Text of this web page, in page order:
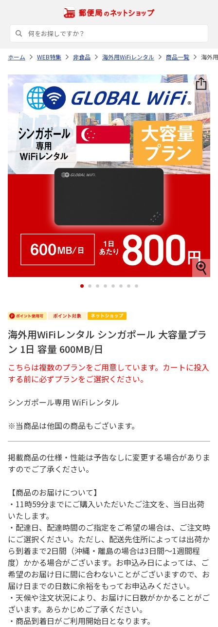
ホーム WEB特集 非食品 海外用WiFiレンタル 商品一覧 海外
1 2 3 4 5 6 7 8
海外用WiFiレンタル シンガポール 大容量プラ
ン 1日 容量 600MB/日
こちらは複数のプランをご用意しています。カートに投入
する前に必ずプランをご選択ください。
シンガポール専用 WiFiレンタル
※当商品は他国の商品もございます。
掲載商品の仕様・性能は予告なしに変更する場合がありま
すのでご了承ください。
【商品のお届けについて】
・11時59分までにご購入いただいたご注文を、当日出荷
いたします。
・配達日、配達時間のご指定をご希望の場合は、ご注文時
にご選択ください。ただし、配送先住所によっては出荷か
ら到着まで2日間（沖縄・離島の場合は3日間～1週間程
度）かかる場合がございます。お申込み日によっては、ご
希望のお届け日に間に合わないことがございますので、お
届け日までの日数に余裕をもってお申込みください。
・天候や注文状況により、お届けに日数がかかることがご
ざいます。あらかじめご了承ください。
・商品到着日がご利用開始日となります。